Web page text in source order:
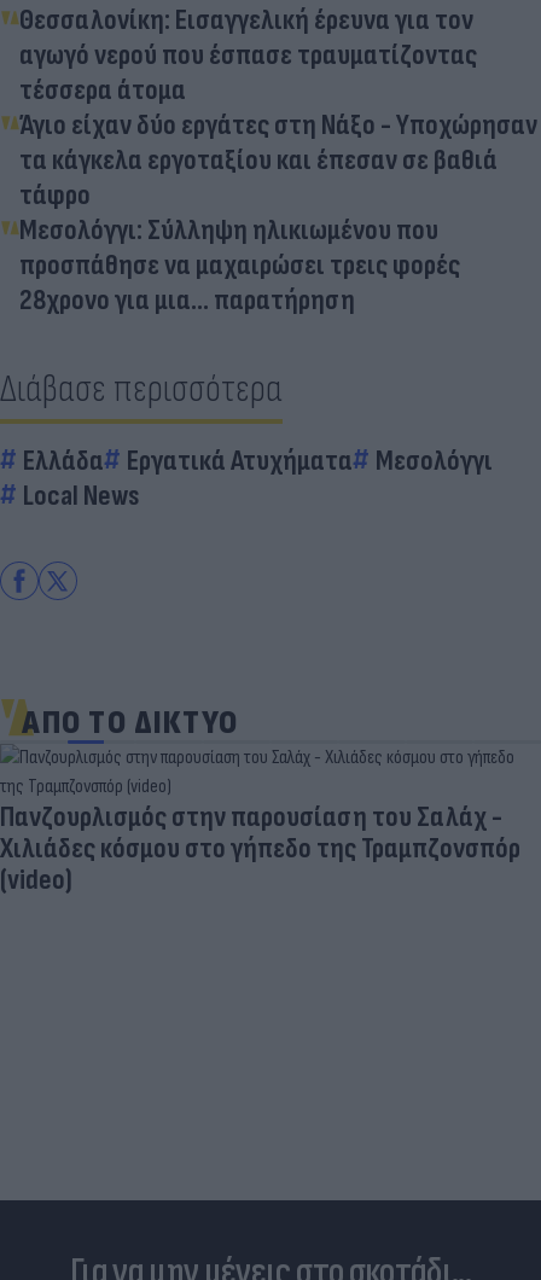
Θεσσαλονίκη: Εισαγγελική έρευνα για τον
αγωγό νερού που έσπασε τραυματίζοντας
τέσσερα άτομα
Άγιο είχαν δύο εργάτες στη Νάξο - Υποχώρησαν
τα κάγκελα εργοταξίου και έπεσαν σε βαθιά
τάφρο
Μεσολόγγι: Σύλληψη ηλικιωμένου που
προσπάθησε να μαχαιρώσει τρεις φορές
28χρονο για μια... παρατήρηση
Διάβασε περισσότερα
Ελλάδα Εργατικά Ατυχήματα
Μεσολόγγι
Local News
ΑΠΟ ΤΟ ΔΙΚΤΥΟ
Δέκα εκατομμύρια followers δεν κάνουν λάθος- Η
Ντιλέτα Λεότα με μαγιό έγινε ξανά viral (photos)